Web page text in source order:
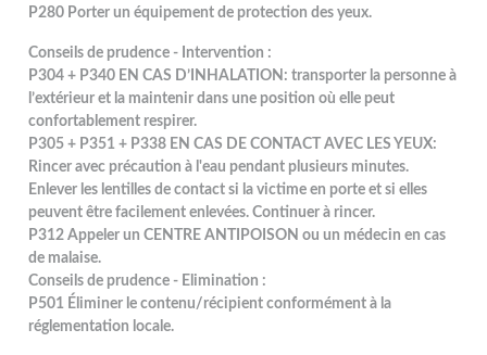
P280 Porter un équipement de protection des yeux.
Conseils de prudence - Intervention :
P304 + P340 EN CAS D’INHALATION: transporter la personne à
l’extérieur et la maintenir dans une position où elle peut
confortablement respirer.
P305 + P351 + P338 EN CAS DE CONTACT AVEC LES YEUX:
Rincer avec précaution à l'eau pendant plusieurs minutes.
Enlever les lentilles de contact si la victime en porte et si elles
peuvent être facilement enlevées. Continuer à rincer.
P312 Appeler un CENTRE ANTIPOISON ou un médecin en cas
de malaise.
Conseils de prudence - Elimination :
P501 Éliminer le contenu/récipient conformément à la
réglementation locale.